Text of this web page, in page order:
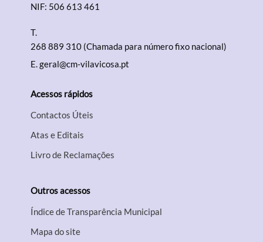
NIF: 506 613 461
T.
268 889 310 (Chamada para número fixo nacional)
E.geral@cm-vilavicosa.pt
Acessos rápidos
Contactos Úteis
Atas e Editais
Livro de Reclamações
Outros acessos
Índice de Transparência Municipal
Mapa do site